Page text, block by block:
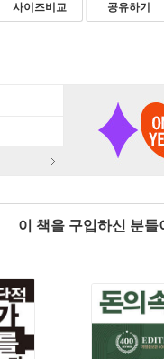
사이즈비교 공유하기
이 책을 구입하신 분